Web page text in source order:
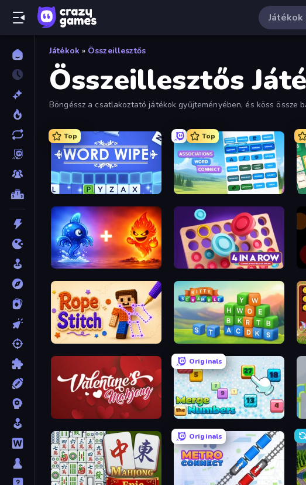
Játékok » Összeillesztős
Összeillesztős
Böngéssz a csatlakoztató játékok gyűjteményében, és köss
Top
Word Wipe
Top
Associations - Word Connect
Elemental Monsters: Merge Connect 4 Online Multiplayer
Rope Stitch Puzzle Kitty Scramble: Word Stacks
Valentine Mahjong
Originals
Merge the Numbers
Originals